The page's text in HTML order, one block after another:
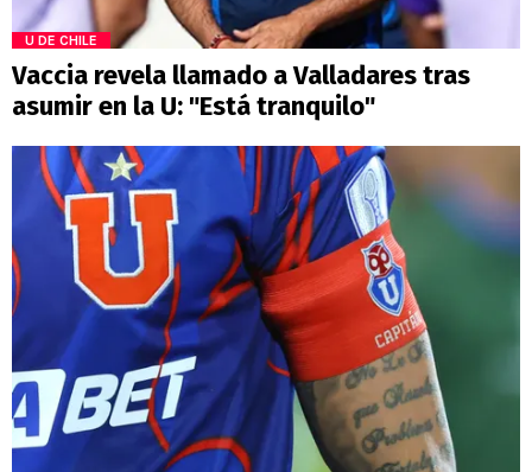
U DE CHILE
Vaccia revela llamado a Valladares tras
asumir en la U: "Está tranquilo"